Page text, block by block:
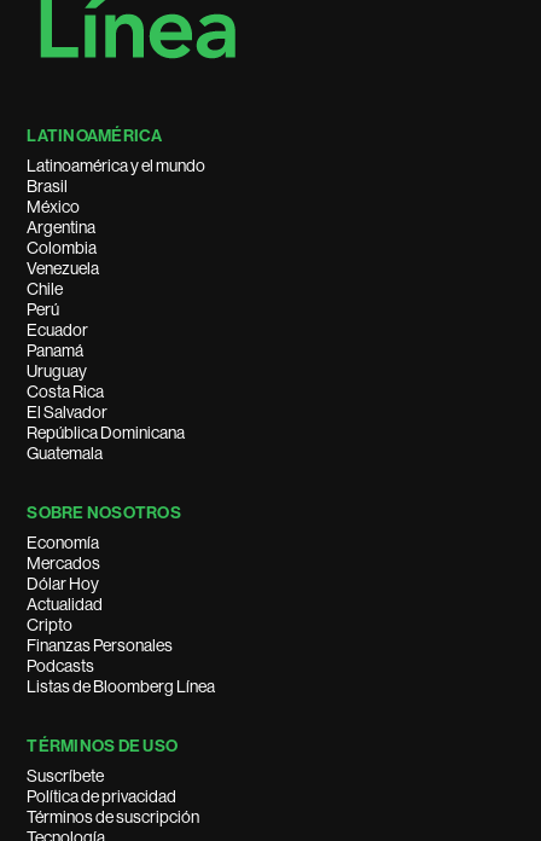
LATINOAMÉRICA
Latinoamérica y el mundo
Brasil
México
Argentina
Colombia
Venezuela
Chile
Perú
Ecuador
Panamá
Uruguay
Costa Rica
El Salvador
República Dominicana
Guatemala
SOBRE NOSOTROS
Economía
Mercados
Dólar Hoy
Actualidad
Cripto
Finanzas Personales
Podcasts
Listas de Bloomberg Línea
TÉRMINOS DE USO
Suscríbete
Política de privacidad
Términos de suscripción